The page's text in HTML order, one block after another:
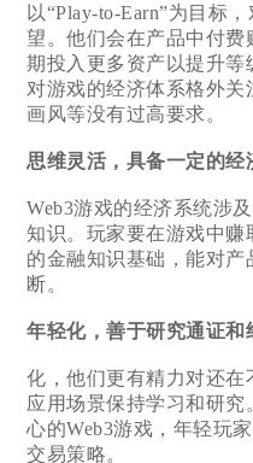
以“Play-to-Earn”为目标
望。他们会在产品中付费
期投入更多资产以提升等
对游戏的经济体系格外
画风等没有过高要求。
思维灵活，具备一定的经
Web3游戏的经济系统涉
知识。玩家要在游戏中
的金融知识基础，能对产
断。
年轻化，善于研究通证和
化，他们更有精力对还
应用场景保持学习和研
心的Web3游戏，年轻玩
交易策略。